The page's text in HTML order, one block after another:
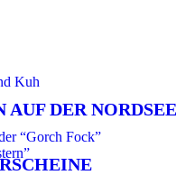
Kuh
DER NORDSEE
“Gorch Fock”